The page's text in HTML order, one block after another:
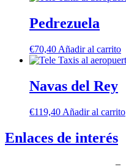
Pedrezuela
€70,40 Añadir al carrito
Navas del Rey
€119,40 Añadir al carrito
Enlaces de interés
–